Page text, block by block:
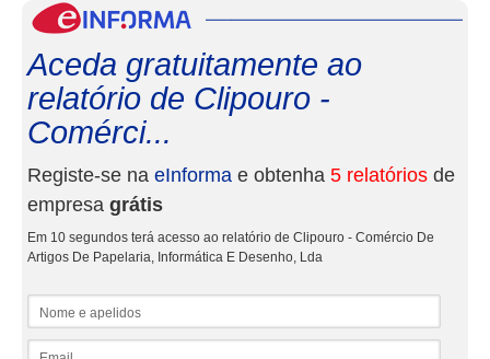
Aceda gratuitamente ao
relatório de Clipouro -
Comérci...
Registe-se na eInforma e obtenha 5 relatórios de
empresa grátis
Em 10 segundos terá acesso ao relatório de Clipouro - Comércio De
Artigos De Papelaria, Informática E Desenho, Lda